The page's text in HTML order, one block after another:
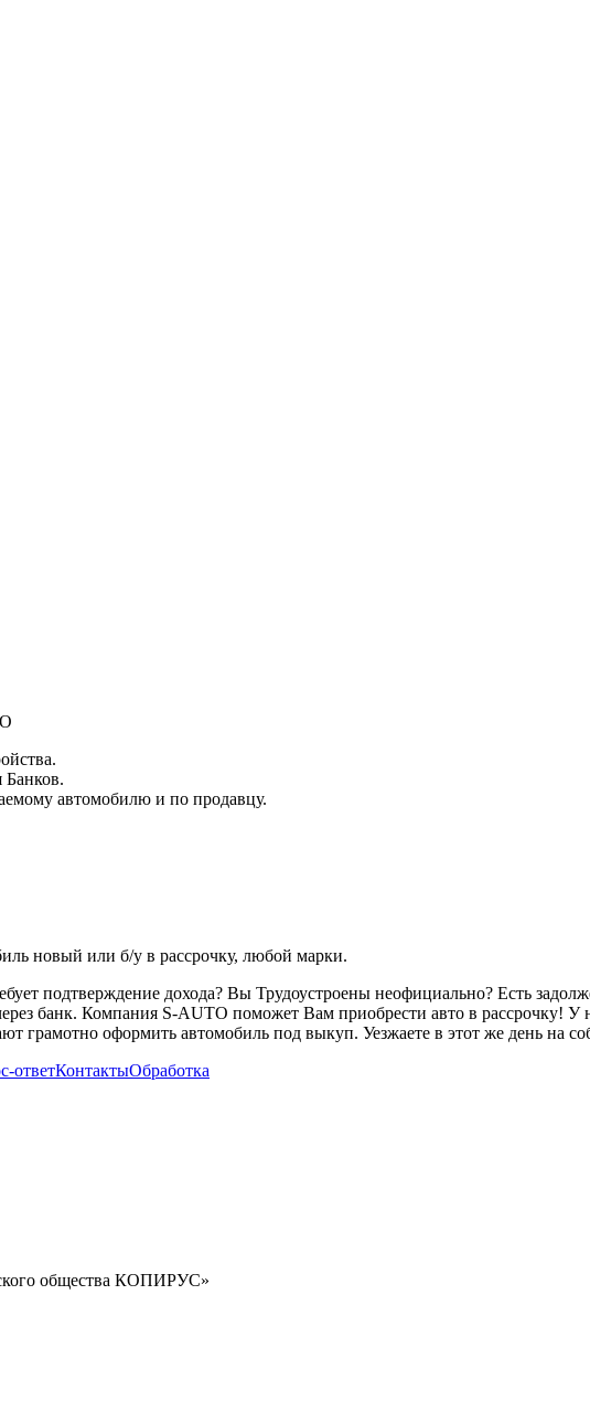
Банков.
автомобилю и по продавцу.
новый или б/у в рассрочку, любой марки.
подтверждение дохода? Вы Трудоустроены неофициально? Есть
банк. Компания S-AUTO поможет Вам приобрести авто в рассрочку!
грамотно оформить автомобиль под выкуп. Уезжаете в этот же день на
ответКонтактыОбработка
общества КОПИРУС»